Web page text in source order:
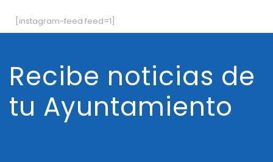
[instagram-feed feed=1]
Recibe noticias de
tu Ayuntamiento